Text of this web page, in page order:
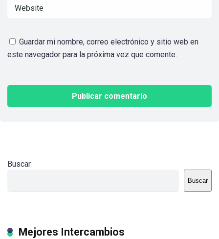
Guardar mi nombre, correo electrónico y sitio web en
este navegador para la próxima vez que comente.
Buscar
Buscar
Mejores Intercambios